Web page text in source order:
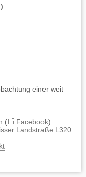
einer weit
( Facebook)
Landstraße L320